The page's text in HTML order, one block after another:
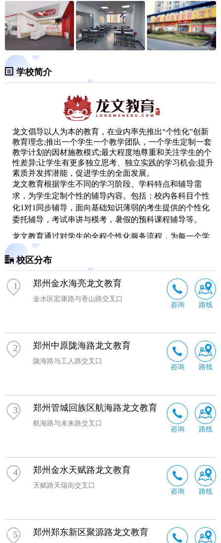
学校简介
龙文倡导以人为本的教育，在业内率先推出“个性化”创新
教育理念;推出一个学生一个教学团队，一个学生定制一套
教学计划的因材施教模式;最大程度地尊重和关注学生的个
性差异;让学生有更多独立思考、独立实践的学习机会;提升
素质并发挥潜能，促进学生的全面发展。
龙文教育根据学生不同的学习阶段、学科特点和辅导需
求，为学生定制个性的辅导内容。包括：校内各科目个性
化1对1同步辅导，面向基础知识薄弱的考生提供的个性化
委托辅导，考试串讲与模考，暑假的预科课程辅导等。
龙文教育通过对学生的全程个性化服务流程，为每一个学
生进行个性化的诊断测评、匹配适合的教师、量身定做个
性化的教学方案、进行个性化的辅导教学。帮助学生培养
良好的学习习惯、开拓学习思维，为学生的终身学习能力
打下基础。
校区分布
1 郑州金水海亮龙文教育
金水区宏康路与香山路交叉口
咨询 路线
2 郑州中原陇海路龙文教育
陇海路与工人路交叉口
咨询 路线
3 郑州管城回族区航海路龙文教育
航海路与未来路交叉口
咨询 路线
4 郑州金水天赋路龙文教育
天赋路天瑞街交叉口
咨询 路线
5 郑州郑东新区聚源路龙文教育